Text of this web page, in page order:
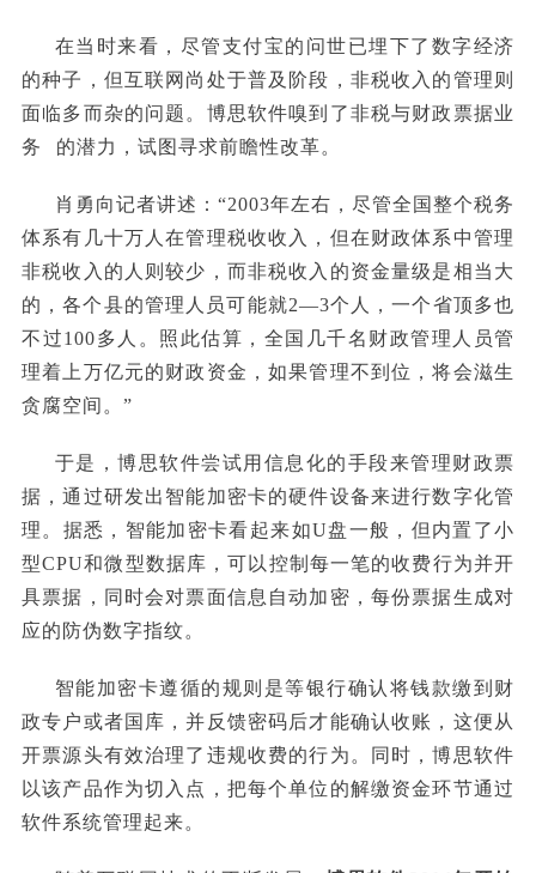
在当时来看，尽管支付宝的问世已埋下了数字经济
的种子，但互联网尚处于普及阶段，非税收入的管理则
面临多而杂的问题。博思软件嗅到了非税与财政票据业
务
的潜力，试图寻求前瞻性改革。
肖勇向记者讲述：“2003年左右，尽管全国整个税务
体系有几十万人在管理税收收入，但在财政体系中管理
非税收入的人则较少，而非税收入的资金量级是相当大
的，各个县的管理人员可能就2—3个人，一个省顶多也
不过100多人。照此估算，全国几千名财政管理人员管
理着上万亿元的财政资金，如果管理不到位，将会滋生
贪腐空间。”
于是，博思软件尝试用信息化的手段来管理财政票
据，通过研发出智能加密卡的硬件设备来进行数字化管
理。据悉，智能加密卡看起来如U盘一般，但内置了小
型CPU和微型数据库，可以控制每一笔的收费行为并开
具票据，同时会对票面信息自动加密，每份票据生成对
应的防伪数字指纹。
智能加密卡遵循的规则是等银行确认将钱款缴到财
政专户或者国库，并反馈密码后才能确认收账，这便从
开票源头有效治理了违规收费的行为。同时，博思软件
以该产品作为切入点，把每个单位的解缴资金环节通过
软件系统管理起来。